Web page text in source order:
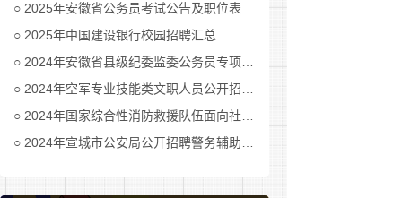
2025年安徽省公务员考试公告及职位表
2025年中国建设银行校园招聘汇总
2024年安徽省县级纪委监委公务员专项招考公告及职位表汇总
2024年空军专业技能类文职人员公开招考公告
2024年国家综合性消防救援队伍面向社会招录消防员公告
2024年宣城市公安局公开招聘警务辅助人员公告